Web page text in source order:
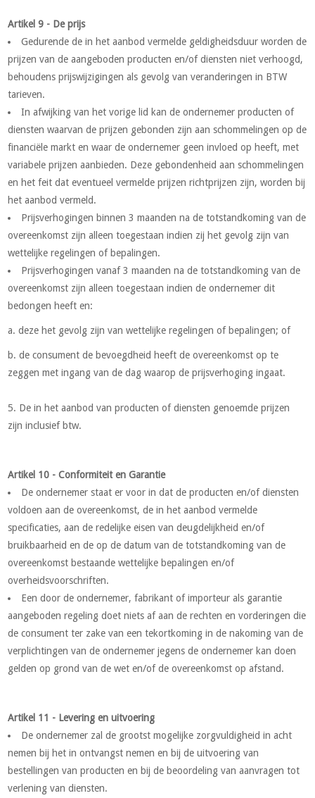
Artikel 9 - De prijs
Gedurende de in het aanbod vermelde geldigheidsduur worden de
prijzen van de aangeboden producten en/of diensten niet verhoogd,
behoudens prijswijzigingen als gevolg van veranderingen in BTW
tarieven.
In afwijking van het vorige lid kan de ondernemer producten of
diensten waarvan de prijzen gebonden zijn aan schommelingen op de
financiële markt en waar de ondernemer geen invloed op heeft, met
variabele prijzen aanbieden. Deze gebondenheid aan schommelingen
en het feit dat eventueel vermelde prijzen richtprijzen zijn, worden bij
het aanbod vermeld.
Prijsverhogingen binnen 3 maanden na de totstandkoming van de
overeenkomst zijn alleen toegestaan indien zij het gevolg zijn van
wettelijke regelingen of bepalingen.
Prijsverhogingen vanaf 3 maanden na de totstandkoming van de
overeenkomst zijn alleen toegestaan indien de ondernemer dit
bedongen heeft en:
a. deze het gevolg zijn van wettelijke regelingen of bepalingen; of
b. de consument de bevoegdheid heeft de overeenkomst op te
zeggen met ingang van de dag waarop de prijsverhoging ingaat.
5. De in het aanbod van producten of diensten genoemde prijzen
zijn inclusief btw.
Artikel 10 - Conformiteit en Garantie
De ondernemer staat er voor in dat de producten en/of diensten
voldoen aan de overeenkomst, de in het aanbod vermelde
specificaties, aan de redelijke eisen van deugdelijkheid en/of
bruikbaarheid en de op de datum van de totstandkoming van de
overeenkomst bestaande wettelijke bepalingen en/of
overheidsvoorschriften.
Een door de ondernemer, fabrikant of importeur als garantie
aangeboden regeling doet niets af aan de rechten en vorderingen die
de consument ter zake van een tekortkoming in de nakoming van de
verplichtingen van de ondernemer jegens de ondernemer kan doen
gelden op grond van de wet en/of de overeenkomst op afstand.
Artikel 11 - Levering en uitvoering
De ondernemer zal de grootst mogelijke zorgvuldigheid in acht
nemen bij het in ontvangst nemen en bij de uitvoering van
bestellingen van producten en bij de beoordeling van aanvragen tot
verlening van diensten.